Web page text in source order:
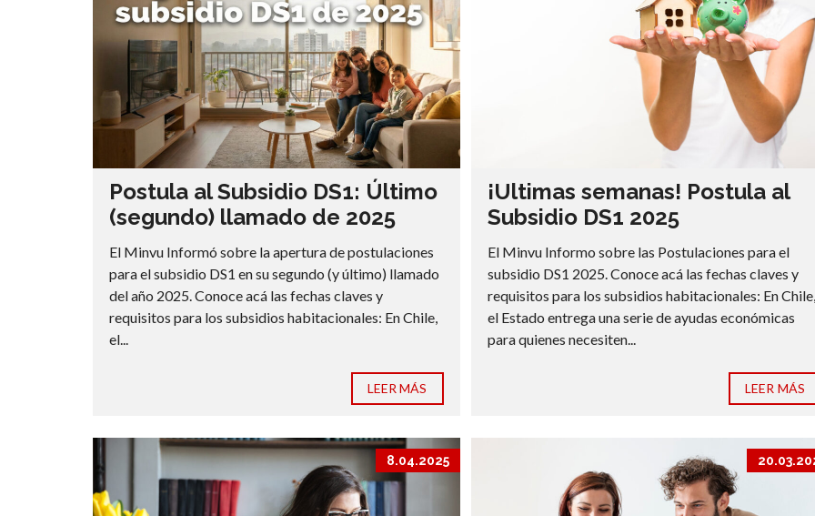
Postula al Subsidio DS1: Último
(segundo) llamado de 2025
El Minvu Informó sobre la apertura de postulaciones
para el subsidio DS1 en su segundo (y último) llamado
del año 2025. Conoce acá las fechas claves y
requisitos para los subsidios habitacionales: En Chile,
el...
LEER MÁS
¡Ultimas semanas! Postula al
Subsidio DS1 2025
El Minvu Informo sobre las Postulaciones para el
subsidio DS1 2025. Conoce acá las fechas claves y
requisitos para los subsidios habitacionales: En Chile,
el Estado entrega una serie de ayudas económicas
para quienes necesiten...
LEER MÁS
8.04.2025